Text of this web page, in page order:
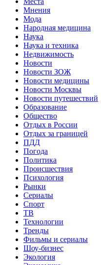
Мнения
Мода
Народная медицина
Наука
Наука и техника
Недвижимость
Новости
Новости ЗОЖ
Новости медицины
Новости Москвы
Новости путешествий
Образование
Общество
Отдых в России
Отдых за границей
ПДД
Погода
Политика
Происшествия
Психология
Рынки
Сериалы
Спорт
ТВ
Технологии
Тренды
Фильмы и сериалы
Шоу-бизнес
Экология